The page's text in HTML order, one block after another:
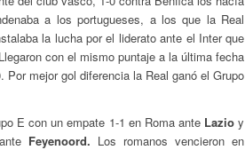
a los portugueses, a los que la Real
la lucha por el liderato ante el Inter que
con el mismo puntaje a la última fecha
mejor gol diferencia la Real ganó el Grupo
E con un empate 1-1 en Roma ante Lazio y
Feyenoord. Los romanos vencieron en